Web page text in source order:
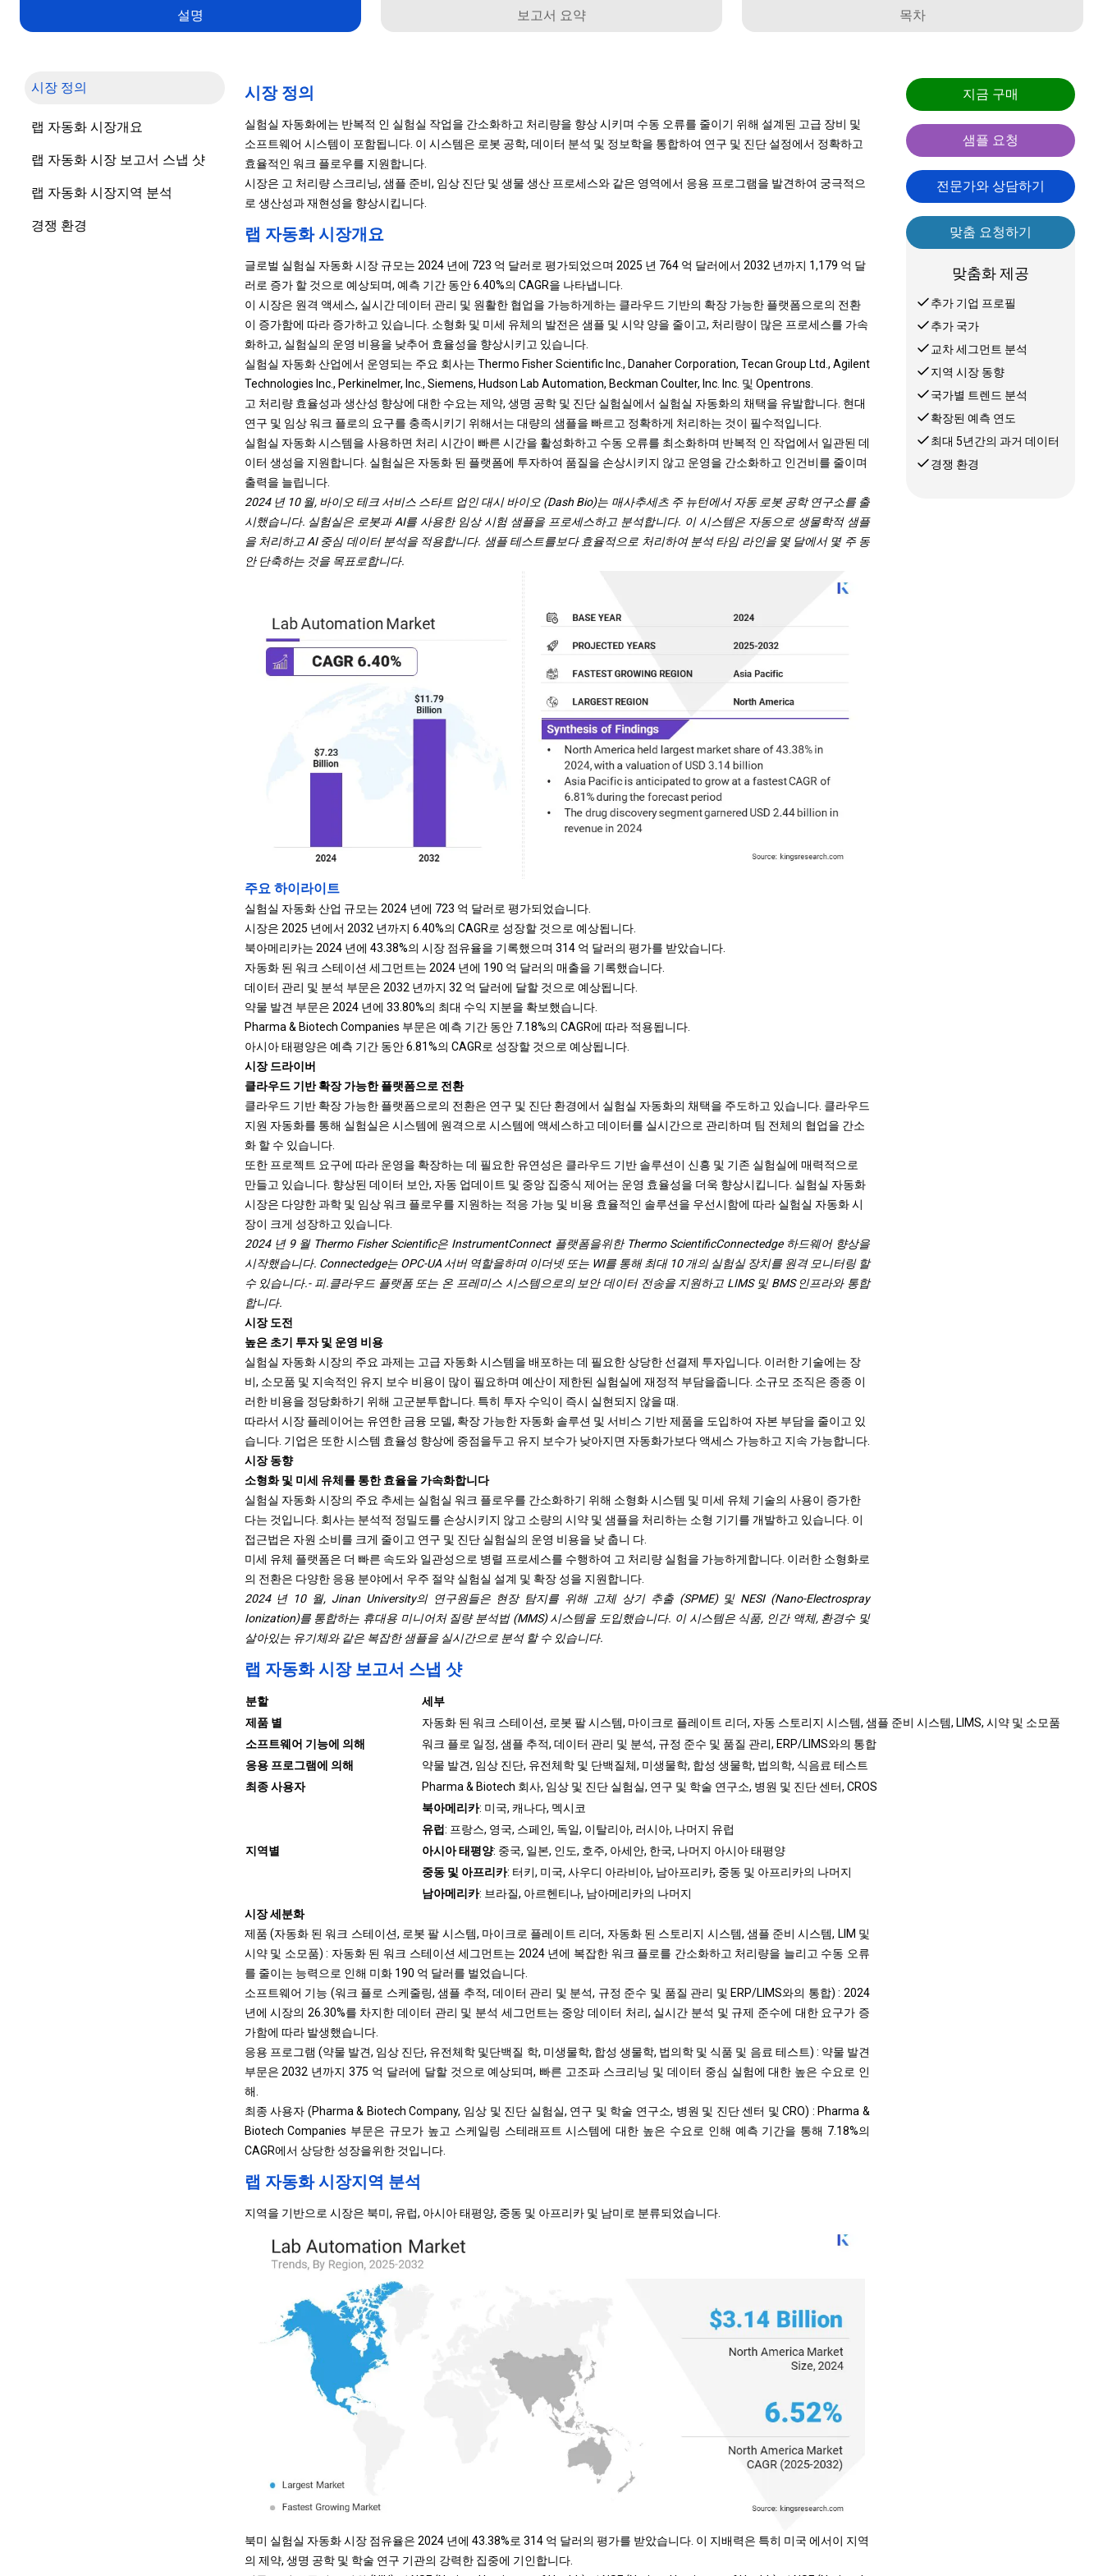
설명 보고서 요약 목차
시장 정의
랩 자동화 시장개요
랩 자동화 시장 보고서 스냅 샷
랩 자동화 시장지역 분석
경쟁 환경
시장 정의
실험실 자동화에는 반복적 인 실험실 작업을 간소화하고 처리량을 향상 시키며 수동 오류를 줄이기 위해 설계된 고급 장비 및
소프트웨어 시스템이 포함됩니다. 이 시스템은 로봇 공학, 데이터 분석 및 정보학을 통합하여 연구 및 진단 설정에서 정확하고
효율적인 워크 플로우를 지원합니다.
시장은 고 처리량 스크리닝, 샘플 준비, 임상 진단 및 생물 생산 프로세스와 같은 영역에서 응용 프로그램을 발견하여 궁극적으
로 생산성과 재현성을 향상시킵니다.
랩 자동화 시장개요
글로벌 실험실 자동화 시장 규모는 2024 년에 723 억 달러로 평가되었으며 2025 년 764 억 달러에서 2032 년까지 1,179 억 달
러로 증가 할 것으로 예상되며, 예측 기간 동안 6.40%의 CAGR을 나타냅니다.
이 시장은 원격 액세스, 실시간 데이터 관리 및 원활한 협업을 가능하게하는 클라우드 기반의 확장 가능한 플랫폼으로의 전환
이 증가함에 따라 증가하고 있습니다. 소형화 및 미세 유체의 발전은 샘플 및 시약 양을 줄이고, 처리량이 많은 프로세스를 가속
화하고, 실험실의 운영 비용을 낮추어 효율성을 향상시키고 있습니다.
실험실 자동화 산업에서 운영되는 주요 회사는 Thermo Fisher Scientific Inc., Danaher Corporation, Tecan Group Ltd., Agilent
Technologies Inc., Perkinelmer, Inc., Siemens, Hudson Lab Automation, Beckman Coulter, Inc. Inc. 및 Opentrons.
고 처리량 효율성과 생산성 향상에 대한 수요는 제약, 생명 공학 및 진단 실험실에서 실험실 자동화의 채택을 유발합니다. 현대
연구 및 임상 워크 플로의 요구를 충족시키기 위해서는 대량의 샘플을 빠르고 정확하게 처리하는 것이 필수적입니다.
실험실 자동화 시스템을 사용하면 처리 시간이 빠른 시간을 활성화하고 수동 오류를 최소화하며 반복적 인 작업에서 일관된 데
이터 생성을 지원합니다. 실험실은 자동화 된 플랫폼에 투자하여 품질을 손상시키지 않고 운영을 간소화하고 인건비를 줄이며
출력을 늘립니다.
2024 년 10 월, 바이오 테크 서비스 스타트 업인 대시 바이오 (Dash Bio)는 매사추세츠 주 뉴턴에서 자동 로봇 공학 연구소를 출
시했습니다. 실험실은 로봇과 AI를 사용한 임상 시험 샘플을 프로세스하고 분석합니다. 이 시스템은 자동으로 생물학적 샘플
을 처리하고 AI 중심 데이터 분석을 적용합니다. 샘플 테스트를보다 효율적으로 처리하여 분석 타임 라인을 몇 달에서 몇 주 동
안 단축하는 것을 목표로합니다.
주요 하이라이트
실험실 자동화 산업 규모는 2024 년에 723 억 달러로 평가되었습니다.
시장은 2025 년에서 2032 년까지 6.40%의 CAGR로 성장할 것으로 예상됩니다.
북아메리카는 2024 년에 43.38%의 시장 점유율을 기록했으며 314 억 달러의 평가를 받았습니다.
자동화 된 워크 스테이션 세그먼트는 2024 년에 190 억 달러의 매출을 기록했습니다.
데이터 관리 및 분석 부문은 2032 년까지 32 억 달러에 달할 것으로 예상됩니다.
약물 발견 부문은 2024 년에 33.80%의 최대 수익 지분을 확보했습니다.
Pharma & Biotech Companies 부문은 예측 기간 동안 7.18%의 CAGR에 따라 적용됩니다.
아시아 태평양은 예측 기간 동안 6.81%의 CAGR로 성장할 것으로 예상됩니다.
시장 드라이버
클라우드 기반 확장 가능한 플랫폼으로 전환
클라우드 기반 확장 가능한 플랫폼으로의 전환은 연구 및 진단 환경에서 실험실 자동화의 채택을 주도하고 있습니다. 클라우드
지원 자동화를 통해 실험실은 시스템에 원격으로 시스템에 액세스하고 데이터를 실시간으로 관리하며 팀 전체의 협업을 간소
화 할 수 있습니다.
또한 프로젝트 요구에 따라 운영을 확장하는 데 필요한 유연성은 클라우드 기반 솔루션이 신흥 및 기존 실험실에 매력적으로
만들고 있습니다. 향상된 데이터 보안, 자동 업데이트 및 중앙 집중식 제어는 운영 효율성을 더욱 향상시킵니다. 실험실 자동화
시장은 다양한 과학 및 임상 워크 플로우를 지원하는 적응 가능 및 비용 효율적인 솔루션을 우선시함에 따라 실험실 자동화 시
장이 크게 성장하고 있습니다.
2024 년 9 월 Thermo Fisher Scientific은 InstrumentConnect 플랫폼을위한 Thermo ScientificConnectedge 하드웨어 향상을
시작했습니다. Connectedge는 OPC-UA 서버 역할을하며 이더넷 또는 WI를 통해 최대 10 개의 실험실 장치를 원격 모니터링 할
수 있습니다.- 피.클라우드 플랫폼 또는 온 프레미스 시스템으로의 보안 데이터 전송을 지원하고 LIMS 및 BMS 인프라와 통합
합니다.
시장 도전
높은 초기 투자 및 운영 비용
실험실 자동화 시장의 주요 과제는 고급 자동화 시스템을 배포하는 데 필요한 상당한 선결제 투자입니다. 이러한 기술에는 장
비, 소모품 및 지속적인 유지 보수 비용이 많이 필요하며 예산이 제한된 실험실에 재정적 부담을줍니다. 소규모 조직은 종종 이
러한 비용을 정당화하기 위해 고군분투합니다. 특히 투자 수익이 즉시 실현되지 않을 때.
따라서 시장 플레이어는 유연한 금융 모델, 확장 가능한 자동화 솔루션 및 서비스 기반 제품을 도입하여 자본 부담을 줄이고 있
습니다. 기업은 또한 시스템 효율성 향상에 중점을두고 유지 보수가 낮아지면 자동화가보다 액세스 가능하고 지속 가능합니다.
시장 동향
소형화 및 미세 유체를 통한 효율을 가속화합니다
실험실 자동화 시장의 주요 추세는 실험실 워크 플로우를 간소화하기 위해 소형화 시스템 및 미세 유체 기술의 사용이 증가한
다는 것입니다. 회사는 분석적 정밀도를 손상시키지 않고 소량의 시약 및 샘플을 처리하는 소형 기기를 개발하고 있습니다. 이
접근법은 자원 소비를 크게 줄이고 연구 및 진단 실험실의 운영 비용을 낮 춥니 다.
미세 유체 플랫폼은 더 빠른 속도와 일관성으로 병렬 프로세스를 수행하여 고 처리량 실험을 가능하게합니다. 이러한 소형화로
의 전환은 다양한 응용 분야에서 우주 절약 실험실 설계 및 확장 성을 지원합니다.
2024 년 10 월, Jinan University의 연구원들은 현장 탐지를 위해 고체 상기 추출 (SPME) 및 NESI (Nano-Electrospray
Ionization)를 통합하는 휴대용 미니어처 질량 분석법 (MMS) 시스템을 도입했습니다. 이 시스템은 식품, 인간 액체, 환경수 및
살아있는 유기체와 같은 복잡한 샘플을 실시간으로 분석 할 수 있습니다.
랩 자동화 시장 보고서 스냅 샷
분할
세부
제품 별
자동화 된 워크 스테이션, 로봇 팔 시스템, 마이크로 플레이트 리더, 자동 스토리지 시스템, 샘플 준비 시스템, LIMS, 시약 및 소모품
소프트웨어 기능에 의해
워크 플로 일정, 샘플 추적, 데이터 관리 및 분석, 규정 준수 및 품질 관리, ERP/LIMS와의 통합
응용 프로그램에 의해
약물 발견, 임상 진단, 유전체학 및 단백질체, 미생물학, 합성 생물학, 법의학, 식음료 테스트
최종 사용자
Pharma & Biotech 회사, 임상 및 진단 실험실, 연구 및 학술 연구소, 병원 및 진단 센터, CROS
지역별
북아메리카: 미국, 캐나다, 멕시코
유럽: 프랑스, ​​영국, 스페인, 독일, 이탈리아, 러시아, 나머지 유럽
아시아 태평양: 중국, 일본, 인도, 호주, 아세안, 한국, 나머지 아시아 태평양
중동 및 아프리카: 터키, 미국, 사우디 아라비아, 남아프리카, 중동 및 아프리카의 나머지
남아메리카: 브라질, 아르헨티나, 남아메리카의 나머지
시장 세분화
제품 (자동화 된 워크 스테이션, 로봇 팔 시스템, 마이크로 플레이트 리더, 자동화 된 스토리지 시스템, 샘플 준비 시스템, LIM 및
시약 및 소모품) : 자동화 된 워크 스테이션 세그먼트는 2024 년에 복잡한 워크 플로를 간소화하고 처리량을 늘리고 수동 오류
를 줄이는 능력으로 인해 미화 190 억 달러를 벌었습니다.
소프트웨어 기능 (워크 플로 스케줄링, 샘플 추적, 데이터 관리 및 분석, 규정 준수 및 품질 관리 및 ERP/LIMS와의 통합) : 2024
년에 시장의 26.30%를 차지한 데이터 관리 및 분석 세그먼트는 중앙 데이터 처리, 실시간 분석 및 규제 준수에 대한 요구가 증
가함에 따라 발생했습니다.
응용 프로그램 (약물 발견, 임상 진단, 유전체학 및단백질 학, 미생물학, 합성 생물학, 법의학 및 식품 및 음료 테스트) : 약물 발견
부문은 2032 년까지 375 억 달러에 달할 것으로 예상되며, 빠른 고조파 스크리닝 및 데이터 중심 실험에 대한 높은 수요로 인
해.
최종 사용자 (Pharma & Biotech Company, 임상 및 진단 실험실, 연구 및 학술 연구소, 병원 및 진단 센터 및 CRO) : Pharma &
Biotech Companies 부문은 규모가 높고 스케일링 스테래프트 시스템에 대한 높은 수요로 인해 예측 기간을 통해 7.18%의
CAGR에서 상당한 성장을위한 것입니다.
랩 자동화 시장지역 분석
지역을 기반으로 시장은 북미, 유럽, 아시아 태평양, 중동 및 아프리카 및 남미로 분류되었습니다.
북미 실험실 자동화 시장 점유율은 2024 년에 43.38%로 314 억 달러의 평가를 받았습니다. 이 지배력은 특히 미국 에서이 지역
의 제약, 생명 공학 및 학술 연구 기관의 강력한 집중에 기인합니다.
지금 구매
샘플 요청
전문가와 상담하기
맞춤 요청하기
맞춤화 제공
추가 기업 프로필
추가 국가
교차 세그먼트 분석
지역 시장 동향
국가별 트렌드 분석
확장된 예측 연도
최대 5년간의 과거 데이터
경쟁 환경